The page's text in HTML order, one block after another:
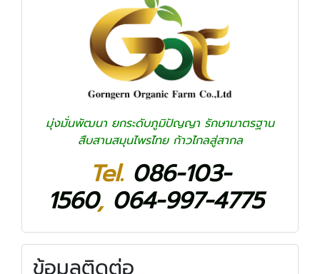
มุ่งมั่นพัฒนา ยกระดับภูมิปัญญา รักษามาตรฐาน
สืบสานสมุนไพรไทย ก้าวไกลสู่สากล
Tel. 086-103-
1560, 064-997-4775